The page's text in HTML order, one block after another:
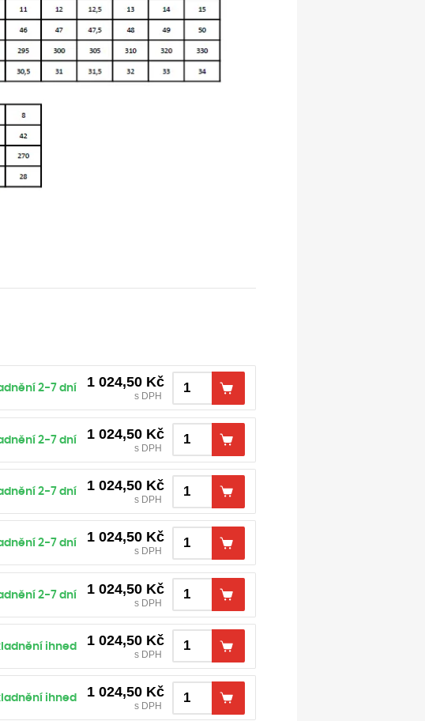
2-7 dní 1 024,50 Kč
s DPH
2-7 dní 1 024,50 Kč
s DPH
2-7 dní 1 024,50 Kč
s DPH
2-7 dní 1 024,50 Kč
s DPH
2-7 dní 1 024,50 Kč
s DPH
ihned 1 024,50 Kč
s DPH
ihned 1 024,50 Kč
s DPH